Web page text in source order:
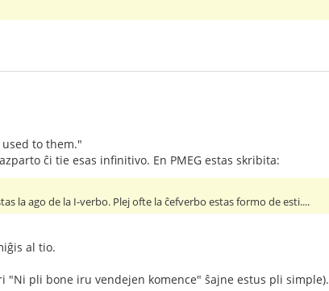
to them."
ĉi tie esas infinitivo. En PMEG estas skribita:
la ago de la I-verbo. Plej ofte la ĉefverbo estas formo de esti....
al tio.
"Ni pli bone iru vendejen komence" ŝajne estus pli simple).